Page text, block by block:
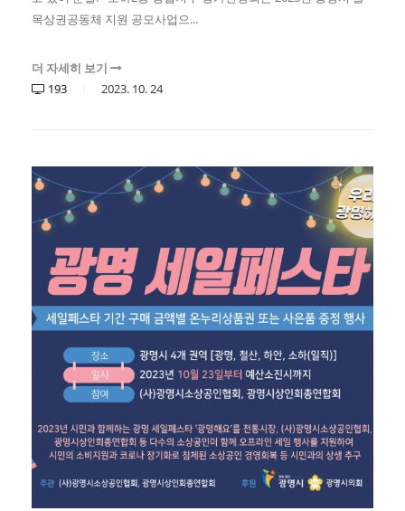
목상권공동체 지원 공모사업으...
더 자세히 보기
193
2023. 10.24